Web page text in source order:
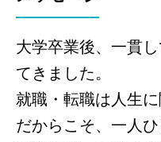
大学卒業後、一貫
てきました。
就職・転職は人生
だからこそ、一人